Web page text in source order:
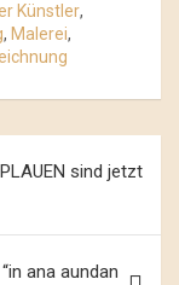
Künstler,
, Malerei,
sind jetzt
ana aundan